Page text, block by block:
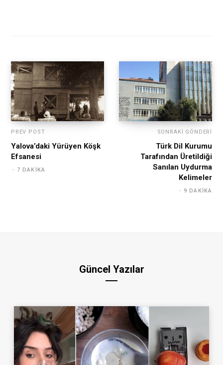
PREV POST
Yalova’daki Yürüyen Köşk
Efsanesi
7 DAKIKA
SONRAKI GÖNDERI
Türk Dil Kurumu
Tarafından Üretildiği
Sanılan Uydurma
Kelimeler
9 DAKIKA
Güncel Yazılar